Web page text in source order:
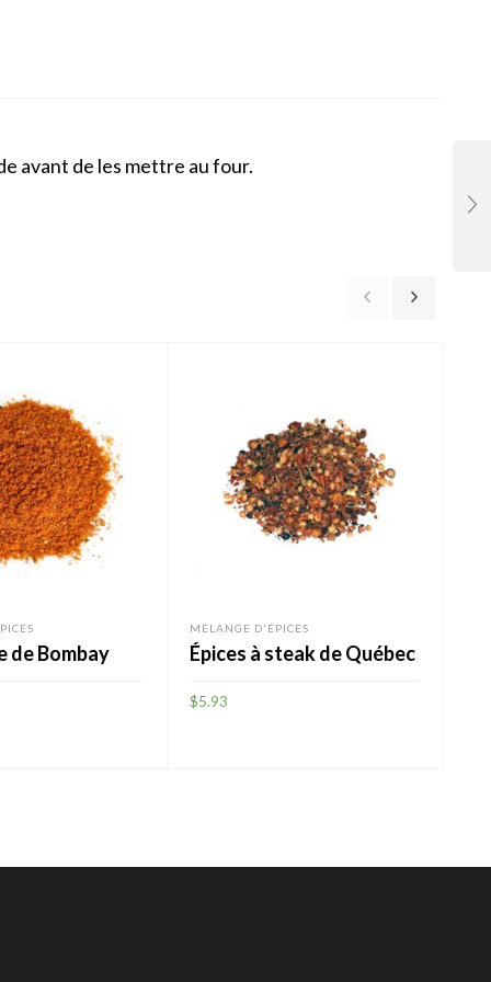
avant de les mettre au four.
de Bombay
MÉLANGE D'ÉPICES
Épices à steak de Québec
$5.93